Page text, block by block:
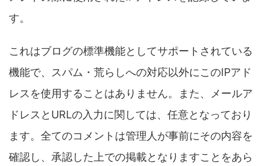
す。
これはブログの標準機能としてサポートされている
機能で、スパム・荒らしへの対応以外にこのIPアド
レスを使用することはありません。また、メールア
ドレスとURLの入力に関しては、任意となっており
ます。全てのコメントは管理人が事前にその内容を
確認し、承認した上での掲載となりますことをあら